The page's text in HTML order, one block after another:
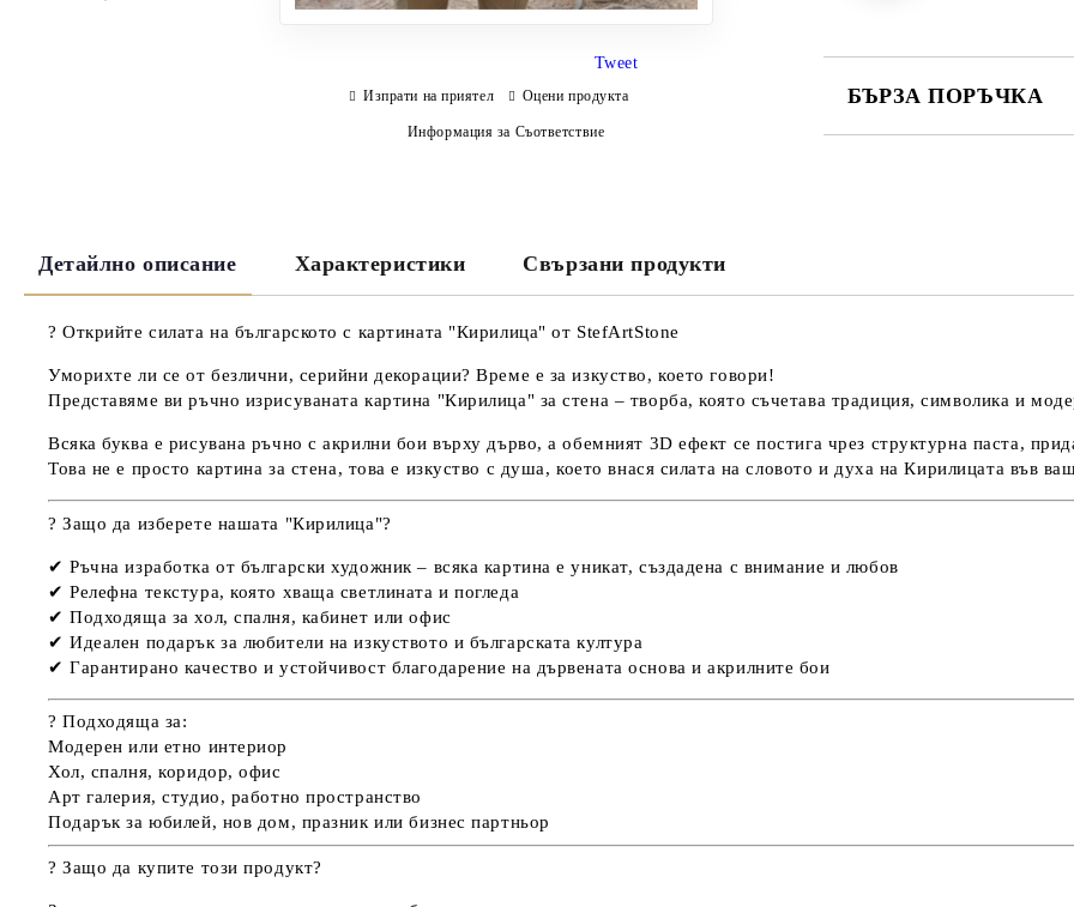
БЪРЗА ПОРЪЧКА
Tweet
Изпрати на приятел Оцени продукта
Информация за Съответствие
Детайлно описание Характеристики Свързани продукти
? Открийте силата на българското с картината "Кирилица" от StefArtStone
Уморихте ли се от безлични, серийни декорации? Време е за изкуство, което говори!
Представяме виръчно изрисуваната картина "Кирилица" за стена – творба, която съчетава традиция, символика и
Всяка буква е рисувана ръчно с акрилни бои върху дърво, а обемният 3D ефект се постига чрез структурна паста,
Това не е просто картина за стена, това е изкуство с душа, което внася силата на словото и духа на Кирилицата във
? Защо да изберете нашата "Кирилица"?
✔Ръчна изработка от български художник – всяка картина е уникат, създадена с внимание и любов
✔ Релефна текстура, която хваща светлината и погледа
✔Подходяща за хол, спалня, кабинет или офис
✔Идеален подарък за любители на изкуството и българската култура
✔Гарантирано качество и устойчивост благодарение на дървената основа и акрилните бои
?Подходяща за:
Модерен или етно интериор
Хол, спалня, коридор, офис
Арт галерия, студио, работно пространство
Подарък за юбилей, нов дом, празник или бизнес партньор
?Защо да купите този продукт?